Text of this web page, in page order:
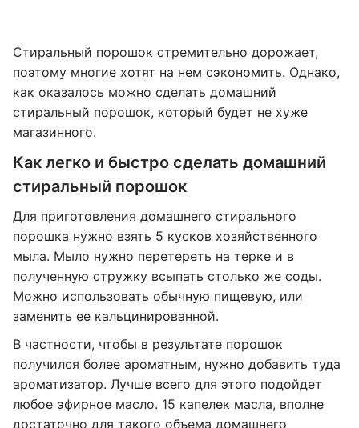
Стиральный порошок стремительно дорожает,
поэтому многие хотят на нем сэкономить. Однако,
как оказалось можно сделать домашний
стиральный порошок, который будет не хуже
магазинного.
Как легко и быстро сделать домашний
стиральный порошок
Для приготовления домашнего стирального
порошка нужно взять 5 кусков хозяйственного
мыла. Мыло нужно перетереть на терке и в
полученную стружку всыпать столько же соды.
Можно использовать обычную пищевую, или
заменить ее кальцинированной.
В частности, чтобы в результате порошок
получился более ароматным, нужно добавить туда
ароматизатор. Лучше всего для этого подойдет
любое эфирное масло. 15 капелек масла, вполне
достаточно для такого объема домашнего